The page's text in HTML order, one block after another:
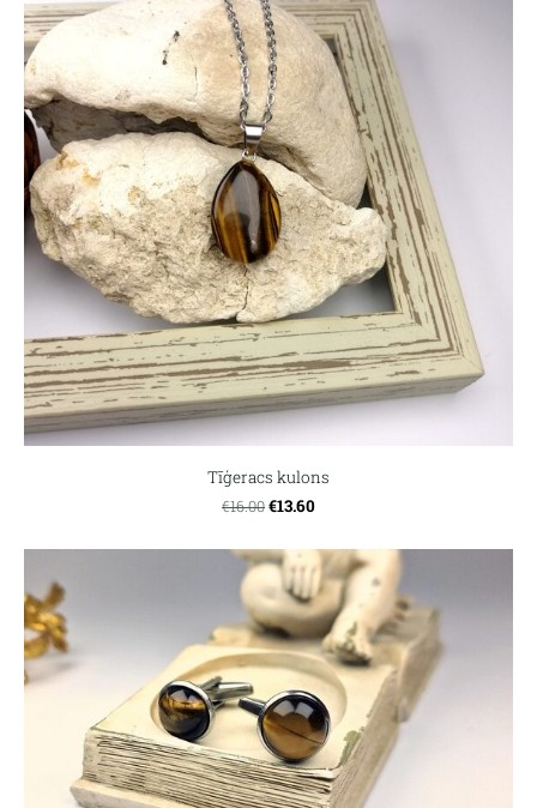
Tīģeracs kulons
€16.00€13.60